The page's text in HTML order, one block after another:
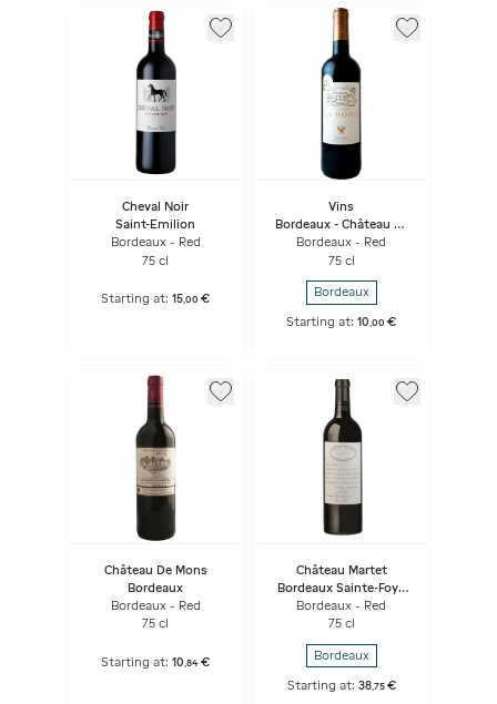
Cheval Noir
Saint-Emilion
Bordeaux - Red
75 cl
Starting at:15 ,00 €
Vins
Bordeaux - Château La
Borie
Bordeaux - Red
75 cl
Bordeaux
Starting at:10,00 €
Château De Mons
Bordeaux
Bordeaux - Red
75 cl
Starting at:10 ,84 €
Château Martet
Bordeaux Sainte-Foy -
Réserve de Famille
Bordeaux - Red
75 cl
Bordeaux
Starting at: 38, 75 €